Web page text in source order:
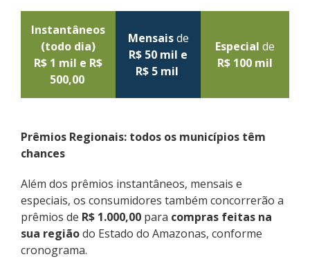
Instantâneos
(todo dia)
R$ 1 mil e R$
500,00
Mensaisde
R$ 50 mil e
R$ 5 mil
Especial de
R$ 100 mil
Prêmios Regionais: todos os municípios têm
chances
Além dos prêmios instantâneos, mensais e
especiais, os consumidores também concorrerão a
prêmios de R$ 1.000,00 para compras feitas na
sua regiãodo Estado do Amazonas, conforme
cronograma.